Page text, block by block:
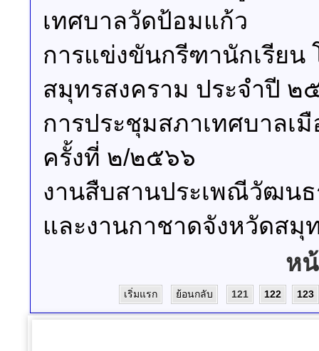
เทศบาลวัดป้อมแก้ว
การแข่งขันกรีฑานักเรียน
สมุทรสงคราม ประจำปี
การประชุมสภาเทศบาลเ
ครั้งที่ ๒/๒๕๖๖
งานสืบสานประเพณีวัฒน
และงานกาชาดจังหวัดส
ห
เริ่มแรก ย้อนกลับ 121 122 123